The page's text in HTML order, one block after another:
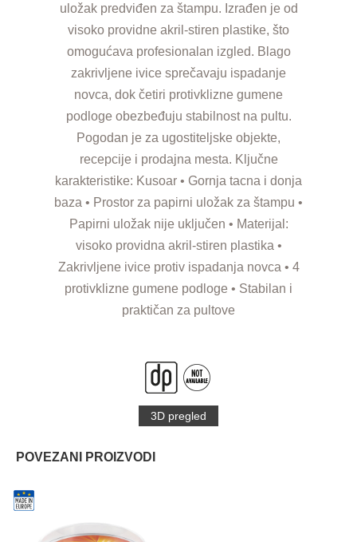
uložak predviđen za štampu. Izrađen je od
visoko providne akril-stiren plastike, što
omogućava profesionalan izgled. Blago
zakrivljene ivice sprečavaju ispadanje
novca, dok četiri protivklizne gumene
podloge obezbeđuju stabilnost na pultu.
Pogodan je za ugostiteljske objekte,
recepcije i prodajna mesta. Ključne
karakteristike: Kusoar • Gornja tacna i donja
baza • Prostor za papirni uložak za štampu •
Papirni uložak nije uključen • Materijal:
visoko providna akril-stiren plastika •
Zakrivljene ivice protiv ispadanja novca • 4
protivklizne gumene podloge • Stabilan i
praktičan za pultove
3D pregled
POVEZANI PROIZVODI